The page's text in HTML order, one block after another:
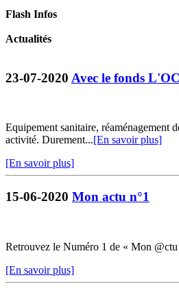
Flash Infos
Actualités
23-07-2020 Avec le fonds
Equipement sanitaire, réaménagement
activité. Durement...[En savoir plus]
[En savoir plus]
15-06-2020 Mon actu n°1
Retrouvez le Numéro 1 de « Mon
[En savoir plus]